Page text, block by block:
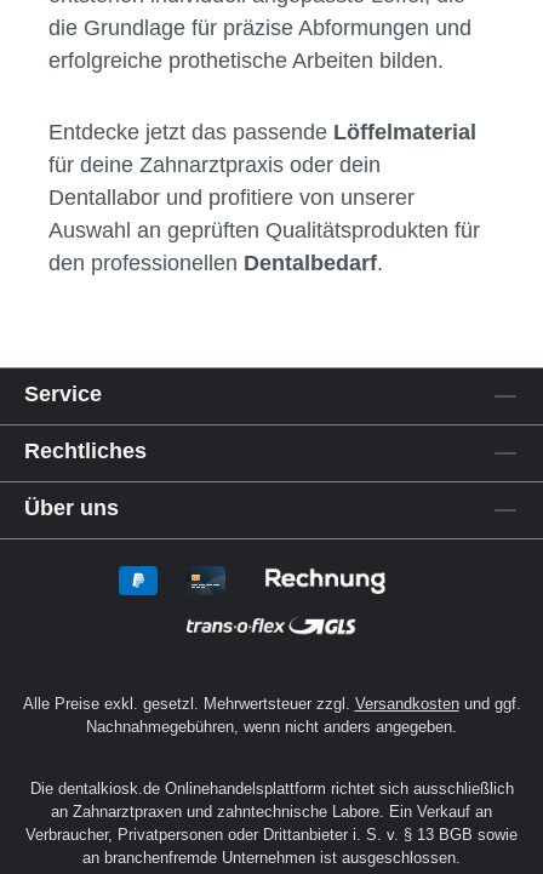
Endprodukt, sondern auch der Weg dorthin.
Fehlerquellen lassen sich schon durch die
Wahl eines geeigneten Löffelmaterials
Materialien, die sich durch ihre
Zuverlässigkeit und einfache Handhabung im
Praxis- und Laboralltag bewährt haben. So
entstehen individuell angepasste Löffel, die
die Grundlage für präzise Abformungen und
Entdecke jetzt das passende
Dentallabor und profitiere von unserer
Auswahl an geprüften Qualitätsprodukten für
den professionellen
Rechtliches